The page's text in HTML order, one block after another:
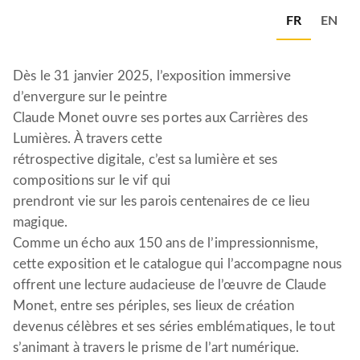
FR EN
Dès le 31 janvier 2025, l’exposition immersive
d’envergure sur le peintre
Claude Monet ouvre ses portes aux Carrières des
Lumières. À travers cette
rétrospective digitale, c’est sa lumière et ses
compositions sur le vif qui
prendront vie sur les parois centenaires de ce lieu
magique.
Comme un écho aux 150 ans de l’impressionnisme,
cette exposition et le catalogue qui l’accompagne nous
offrent une lecture audacieuse de l’œuvre de Claude
Monet, entre ses périples, ses lieux de création
devenus célèbres et ses séries emblématiques, le tout
s’animant à travers le prisme de l’art numérique.